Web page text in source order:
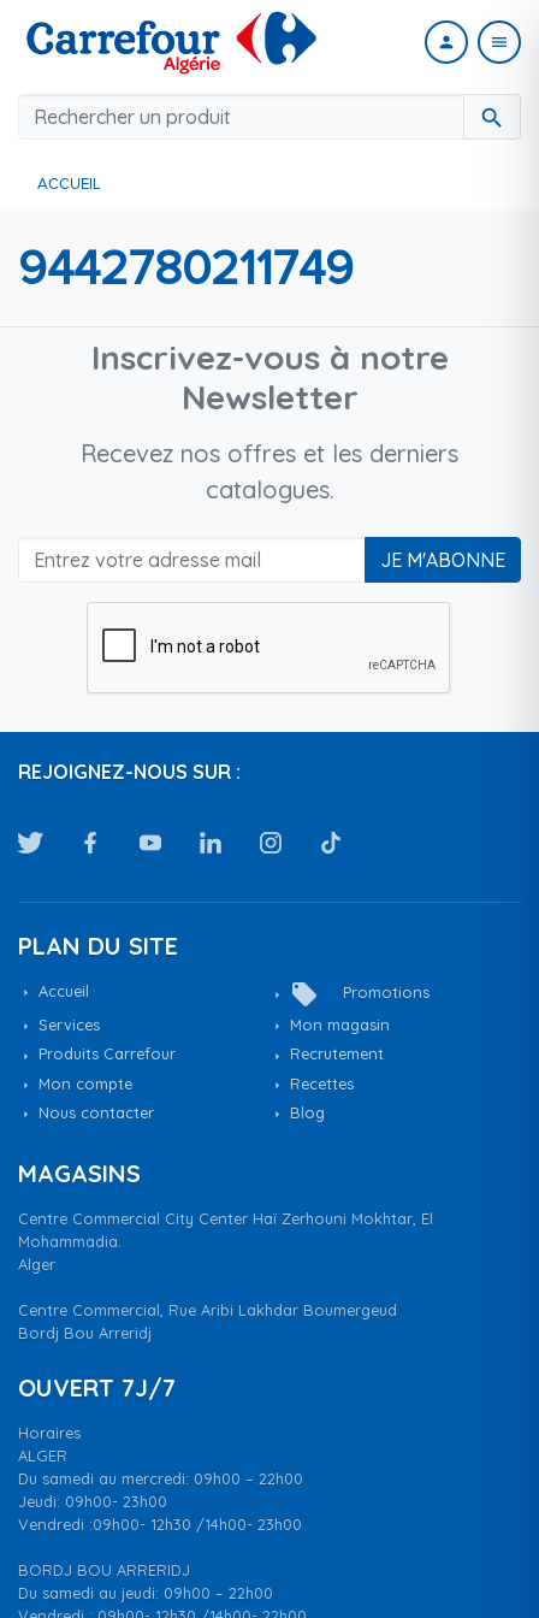
search
person menu
ACCUEIL
9442780211749
Inscrivez-vous à notre
Newsletter
Recevez nos offres et les derniers
catalogues.
JE M'ABONNE
REJOIGNEZ-NOUS SUR :
PLAN DU SITE
Accueil local_offer
Promotions
Services
Mon magasin
Produits Carrefour
Recrutement
Mon compte
Recettes
Nous contacter
Blog
MAGASINS
Centre Commercial City Center Haï Zerhouni Mokhtar, El
Mohammadia.
Alger
Centre Commercial, Rue Aribi Lakhdar Boumergeud
Bordj Bou Arreridj
OUVERT 7J/7
Horaires
ALGER
Du samedi au mercredi: 09h00 – 22h00
Jeudi: 09h00- 23h00
Vendredi :09h00- 12h30 /14h00- 23h00
BORDJ BOU ARRERIDJ
Du samedi au jeudi: 09h00 – 22h00